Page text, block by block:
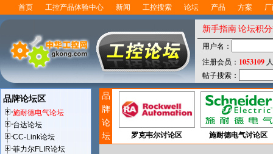
首页 工控产品体验中心 新闻 工控搜索 论坛 产品 方案
新手指南论坛积
用户名：
注册会员： 1053109
帖子搜索：
品牌论坛区
施耐德电气论坛
台达论坛
CC-Link论坛
菲力尔FLIR论坛
品
牌
论
坛
罗克韦尔讨论区 施耐德电气讨论区